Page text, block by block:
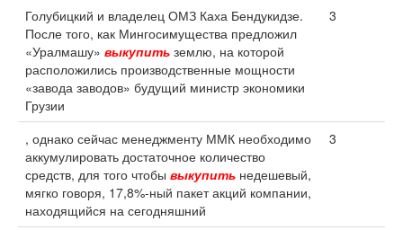
Голубицкий и владелец ОМЗ Каха Бендукидзе.
После того, как Мингосимущества предложил
«Уралмашу» выкупить землю, на которой
расположились производственные мощности
«завода заводов» будущий министр экономики
Грузии
3
, однако сейчас менеджменту ММК необходимо
аккумулировать достаточное количество
средств, для того чтобы выкупить недешевый,
мягко говоря, 17,8%-ный пакет акций компании,
находящийся на сегодняшний
3